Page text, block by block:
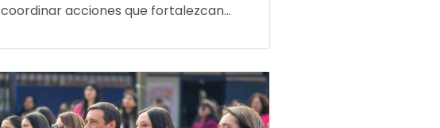
coordinar acciones que fortalezcan...